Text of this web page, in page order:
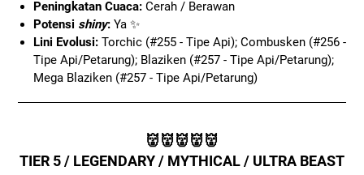
Peningkatan Cuaca:Cerah / Berawan
Potensi shiny:Ya ✨
Lini Evolusi:Torchic (#255 - Tipe Api); Combusken (#256 -
Tipe Api/Petarung); Blaziken (#257 - Tipe Api/Petarung);
Mega Blaziken (#257 - Tipe Api/Petarung)
👹👹👹👹👹
TIER 5 / LEGENDARY / MYTHICAL / ULTRA BEAST